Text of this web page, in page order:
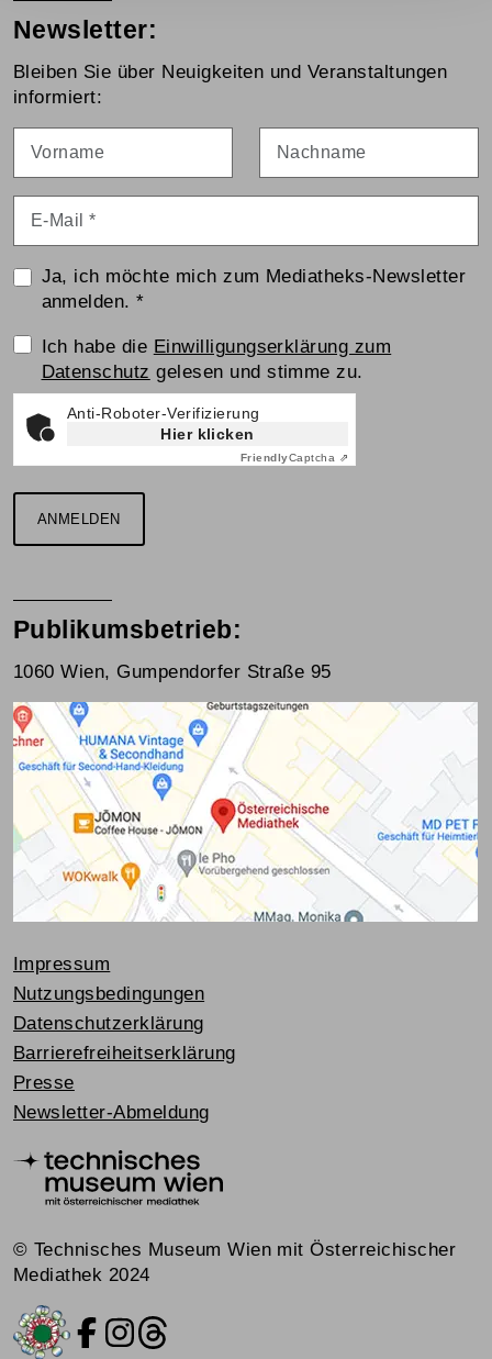
Newsletter:
Bleiben Sie über Neuigkeiten und Veranstaltungen
informiert:
Ja, ich möchte mich zum Mediatheks-Newsletter
anmelden.*
Einwilligungserklärung
Ich habe die Einwilligungserklärung zum
Datenschutz gelesen und stimme zu.
Anti-Roboter-Verifizierung
Hier klicken
FriendlyCaptcha ⇗
ANMELDEN
Publikumsbetrieb:
1060 Wien, Gumpendorfer Straße 95
Impressum
Nutzungsbedingungen
Datenschutzerklärung
Barrierefreiheitserklärung
Presse
Newsletter-Abmeldung
© Technisches Museum Wien mit Österreichischer
Mediathek 2024